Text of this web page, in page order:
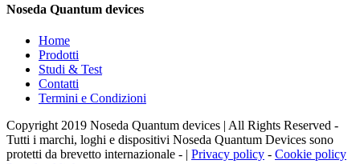
Noseda Quantum devices
Home
Prodotti
Studi & Test
Contatti
Termini e Condizioni
Copyright 2019 Noseda Quantum devices | All Rights Reserved -
Tutti i marchi, loghi e dispositivi Noseda Quantum Devices sono
protetti da brevetto internazionale - | Privacy policy - Cookie policy